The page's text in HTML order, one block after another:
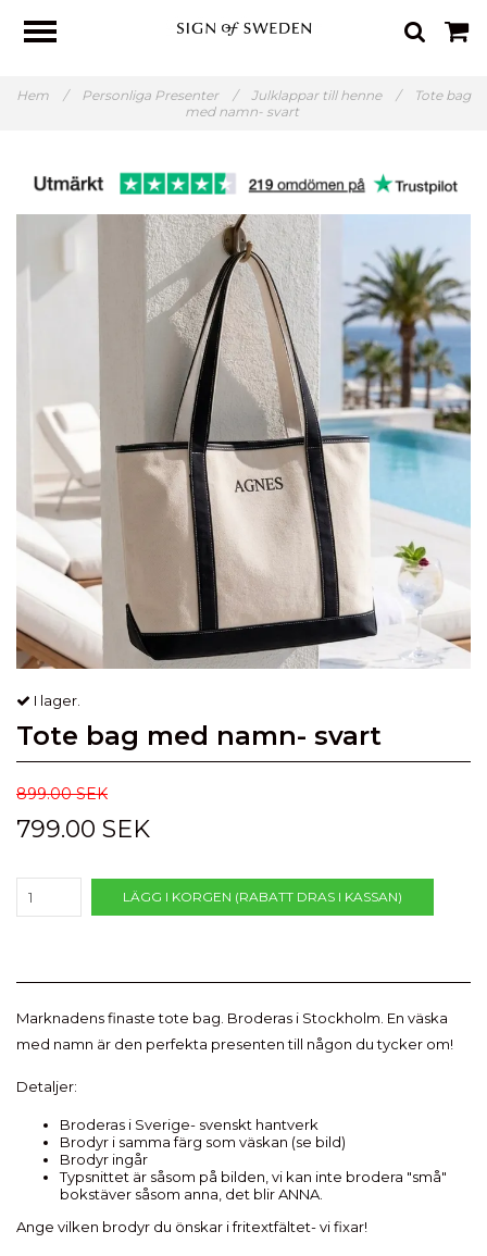
Hem / Personliga Presenter / Julklappar till henne /
Tote bag
med namn- svart
I lager.
Tote bag med namn- svart
899.00 SEK
799.00 SEK
LÄGG I KORGEN (RABATT DRAS I KASSAN)
Marknadens finaste tote bag. Broderas i Stockholm. En väska
med namn är den perfekta presenten till någon du tycker om!
Detaljer:
Broderas i Sverige- svenskt hantverk
Brodyr i samma färg som väskan (se bild)
Brodyr ingår
Typsnittet är såsom på bilden, vi kan inte brodera "små"
bokstäver såsom anna, det blir ANNA.
Ange vilken brodyr du önskar i fritextfältet- vi fixar!